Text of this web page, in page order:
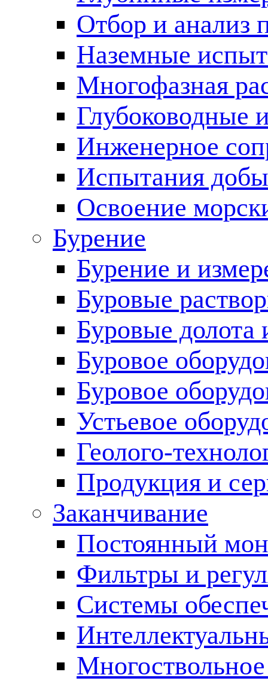
Отбор и анализ
Наземные
Многофазная
Глубоководные
Инженерное
Испытания
Освоение
Бурение
Бурение и
Буровые
Буровые долота
Буровое
Буровое
Устьевое
Геолого-
Продукция и
Заканчивание
Постоянный
Фильтры и
Cистемы